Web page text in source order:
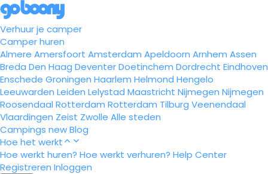
Verhuur je camper
Camper huren
Almere Amersfoort Amsterdam Apeldoorn Arnhem Assen
Breda Den Haag DeventerDoetinchem Dordrecht Eindhoven
Enschede Groningen Haarlem Helmond Hengelo
Leeuwarden Leiden Lelystad Maastricht Nijmegen Nijmegen
Roosendaal Rotterdam Rotterdam Tilburg Veenendaal
Vlaardingen Zeist Zwolle Alle steden
Campings newBlog
Hoe het werkt
Hoe werkt huren? Hoe werkt verhuren? Help Center
Registreren Inloggen